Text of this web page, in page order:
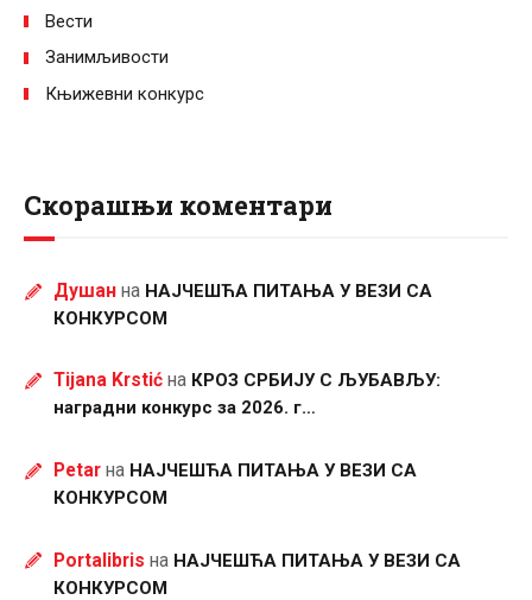
Вести
Занимљивости
Књижевни конкурс
Скорашњи коментари
Душанна НАЈЧЕШЋА ПИТАЊА У ВЕЗИ СА
КОНКУРСОМ
Tijana Krstićна КРОЗ СРБИЈУ С ЉУБАВЉУ:
наградни конкурс за 2026. г…
Petarна НАЈЧЕШЋА ПИТАЊА У ВЕЗИ СА
КОНКУРСОМ
Portalibris на НАЈЧЕШЋА ПИТАЊА У ВЕЗИ СА
КОНКУРСОМ